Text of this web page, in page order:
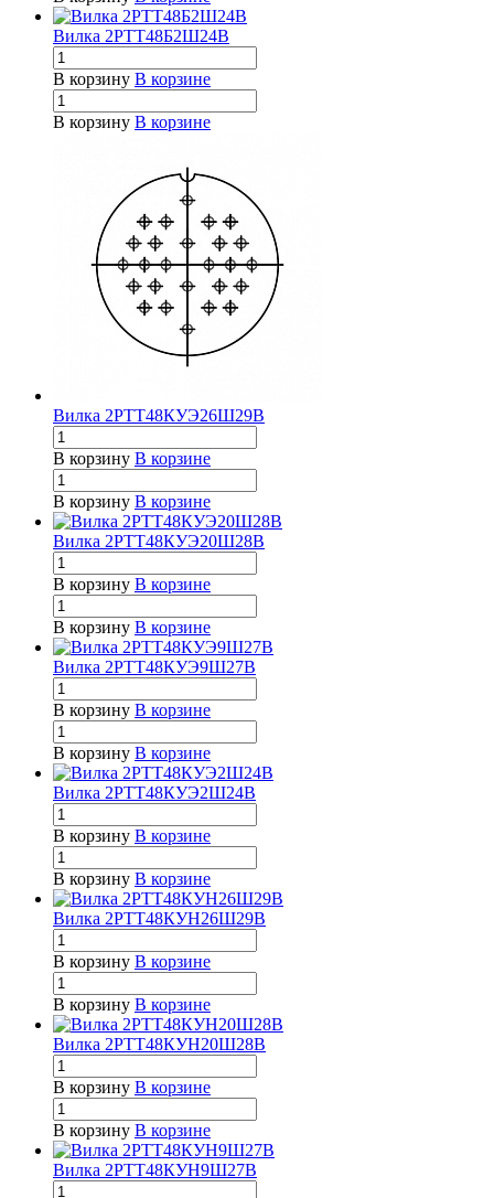
Вилка 2РТТ48Б2Ш24В
В корзину В корзине
В корзину В корзине
Вилка 2РТТ48КУЭ26Ш29В
В корзину В корзине
В корзину В корзине
Вилка 2РТТ48КУЭ20Ш28В
В корзину В корзине
В корзину В корзине
Вилка 2РТТ48КУЭ9Ш27В
В корзину В корзине
В корзину В корзине
Вилка 2РТТ48КУЭ2Ш24В
В корзину В корзине
В корзину В корзине
Вилка 2РТТ48КУН26Ш29В
В корзину В корзине
В корзину В корзине
Вилка 2РТТ48КУН20Ш28В
В корзину В корзине
В корзину В корзине
Вилка 2РТТ48КУН9Ш27В